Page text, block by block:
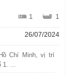
1 1
26/07/2024
Chí Minh, vị trí
1. ...